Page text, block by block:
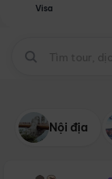
Visa
Nội địa